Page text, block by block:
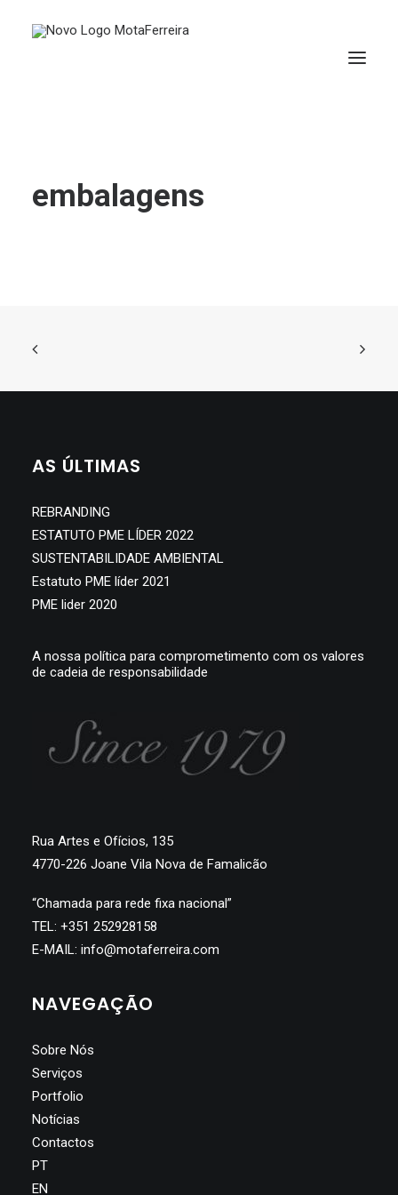
embalagens
AS ÚLTIMAS
REBRANDING
ESTATUTO PME LÍDER 2022
SUSTENTABILIDADE AMBIENTAL
Estatuto PME líder 2021
PME lider 2020
A nossa política para comprometimento com os valores
de cadeia de responsabilidade
Rua Artes e Ofícios, 135
4770-226 Joane Vila Nova de Famalicão
“Chamada para rede fixa nacional”
TEL: +351 252928158
E-MAIL: info@motaferreira.com
NAVEGAÇÃO
Sobre Nós
Serviços
Portfolio
Notícias
Contactos
PT
EN